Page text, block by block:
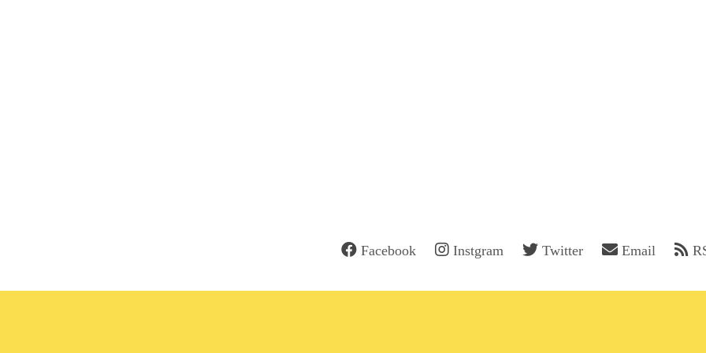
Facebook Instgram Twitter Email